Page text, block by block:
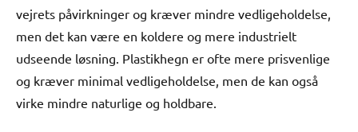
vejrets påvirkninger og kræver mindre vedligeholdelse,
men det kan være en koldere og mere industrielt
udseende løsning. Plastikhegn er ofte mere prisvenlige
og kræver minimal vedligeholdelse, men de kan også
virke mindre naturlige og holdbare.